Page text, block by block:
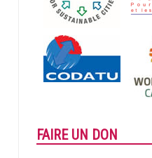
FAIRE UN DON